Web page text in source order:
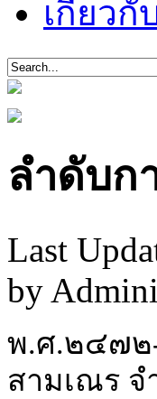
เกี่ยวกั
ลำดับก
Last
by
พ.ศ.๒๔๗๒
สามเณร จ